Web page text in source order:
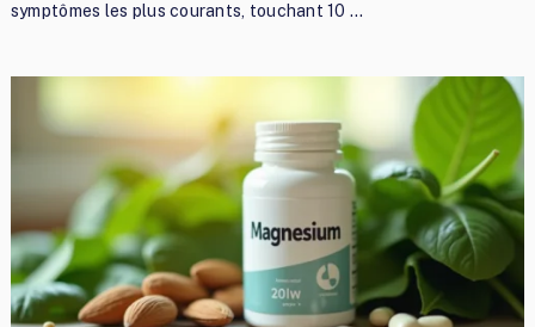
symptômes les plus courants, touchant 10 …